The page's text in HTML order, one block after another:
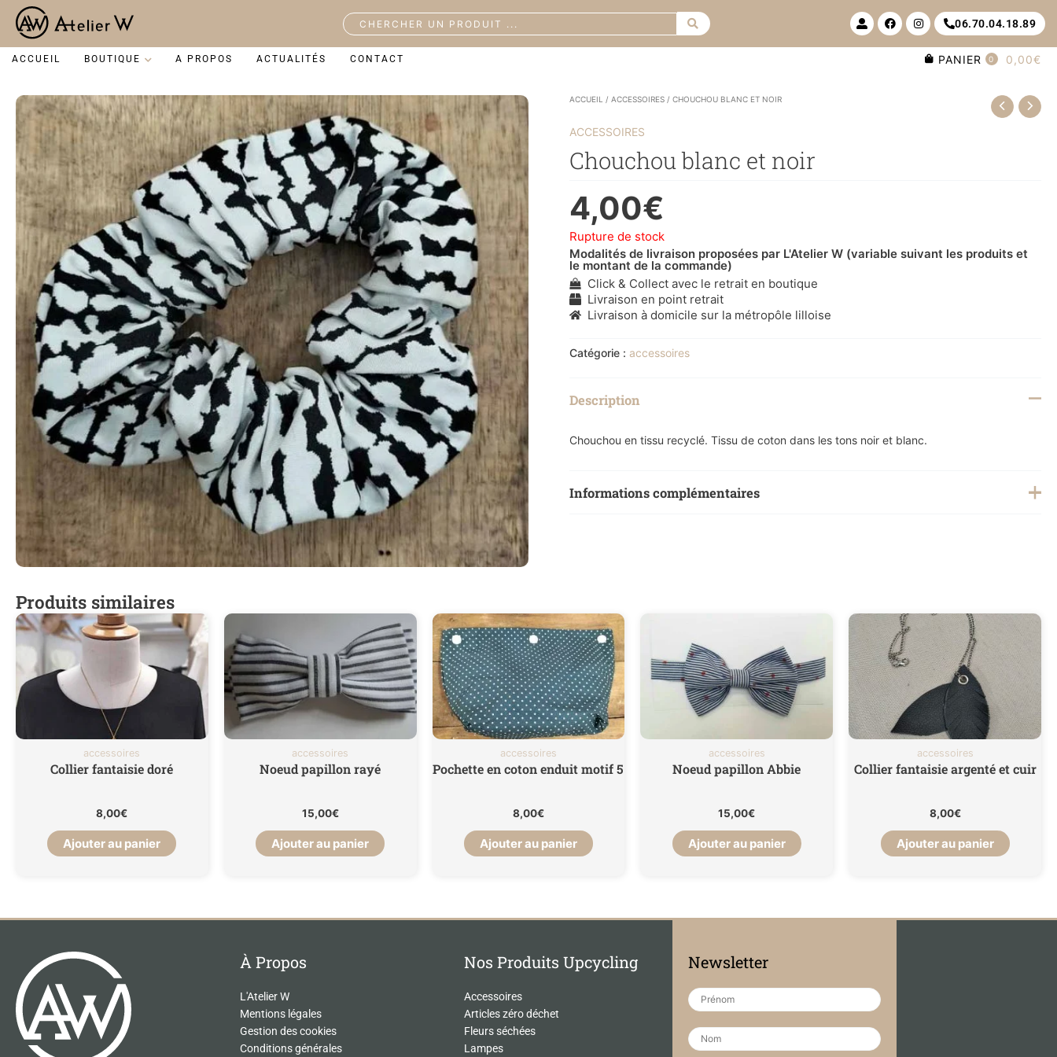
Aller
contenu
Search
...
U
s
e
r
F
a
c
e
I
n
s
t
06.70.04.18.89
ACCUEIL BOUTIQUE A PROPOS ACTUALITÉS CONTACT PANIER 0 0,00€
ACCUEIL /ACCESSOIRES / CHOUCHOU BLANC ET NOIR
ACCESSOIRES
Chouchou blanc et noir
4,00€
Rupture de stock
Modalités de livraison proposées par L'Atelier W (variable suivant les produits et
le montant de la commande)
Click & Collect avec le retrait en boutique
Livraison en point retrait
Livraison à domicile sur la métropôle lilloise
Catégorie : accessoires
Description
Chouchou en tissu recyclé. Tissu de coton dans les tons noir et blanc.
Informations complémentaires
Produits similaires
accessoires
Collier fantaisie doré
8,00€
Ajouter au panier
accessoires
Noeud papillon rayé
15,00€
Ajouter au panier
accessoires
Pochette en coton enduit motif 5
8,00€
Ajouter au panier
accessoires
Noeud papillon Abbie
15,00€
Ajouter au panier
accessoires
Collier fantaisie argenté et cuir
8,00€
Ajouter au panier
À Propos
L'Atelier W
Mentions légales
Gestion des cookies
Conditions générales
Nos Produits Upcycling
Accessoires
Articles zéro déchet
Fleurs séchées
Lampes
Newsletter